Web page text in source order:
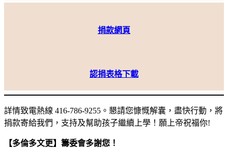
捐款網頁
認捐表格下載
詳情致電熱線 416-786-9255。懇請您慷慨解囊，盡快行動，將
捐款寄給我們，支持及幫助孩子繼續上學！願上帝祝福你!
【多倫多文更】籌委會多謝您！